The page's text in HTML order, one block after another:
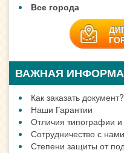
Все города
ВАЖНАЯ
Как заказать документ?
Наши Гарантии
Отличия типографии и
Сотрудничество с нами
Степени защиты от